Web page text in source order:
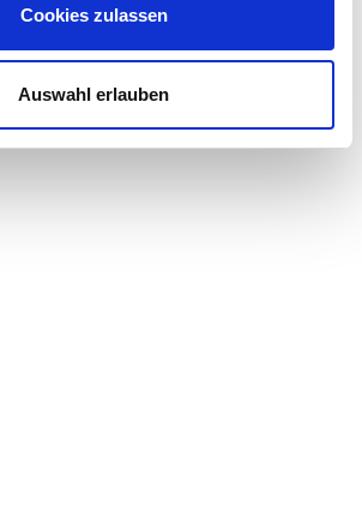
Cookies zulassen
Auswahl erlauben